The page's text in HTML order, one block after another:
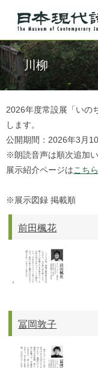
川柳
2026年度常設展「いの
します。
公開期間：2026年3月
※朗読音声は順次追加い
展示紹介ページはこちら
※展示図録 掲載順
前田楓花
冨岡敦子